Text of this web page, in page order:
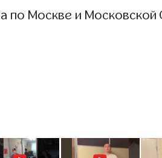
по Москве и Московской